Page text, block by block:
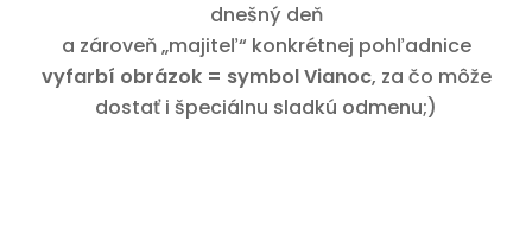
dnešný deň
a zároveň „majiteľ“ konkrétnej pohľadnice
vyfarbí obrázok = symbol Vianoc, za čo môže
dostať i špeciálnu sladkú odmenu;)